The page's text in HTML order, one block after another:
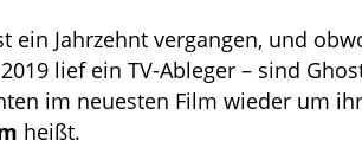
ein Jahrzehnt vergangen, und
lief ein TV-Ableger – sind
im neuesten Film wieder um
heißt.